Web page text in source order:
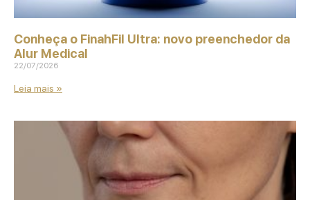
Conheça o FinahFil Ultra: novo preenchedor da
Alur Medical
22/07/2026
Leia mais »